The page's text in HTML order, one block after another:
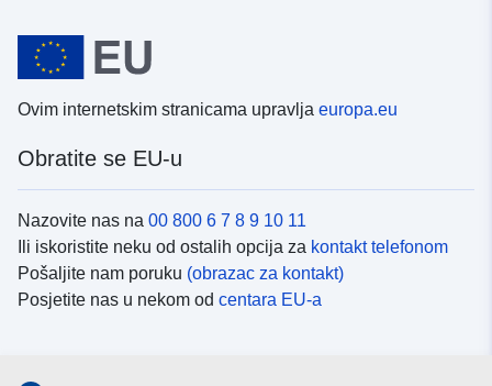
Ovim internetskim stranicama upravlja europa.eu
Obratite se EU-u
Nazovite nas na 00 800 6 7 8 9 10 11
Ili iskoristite neku od ostalih opcija za kontakt telefonom
Pošaljite nam poruku (obrazac za kontakt)
Posjetite nas u nekom od centara EU-a